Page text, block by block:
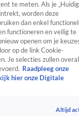
CrimeVideo's
te meten. Als je
worden deze
dan enkel
functioneren en veilig te
openen om je
op de link Cookie-
Je selecties zullen overal
Raadpleeg onze
hier onze Digitale
Altijd